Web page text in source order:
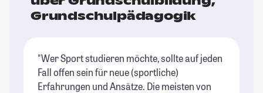
Grundschulpädagogik
"Wer Sport studieren möchte, sollte auf jeden
Fall offen sein für neue (sportliche)
Erfahrungen und Ansätze. Die meisten von